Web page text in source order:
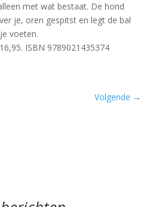
met wat bestaat. De hond
je, oren gespitst en legt de bal
voeten.
ISBN 9789021435374
Volgende →